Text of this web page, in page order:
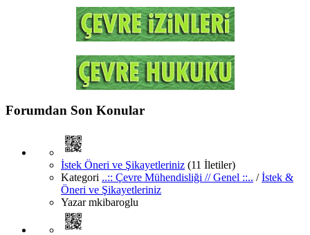
Forumdan Son Konular
İstek Öneri ve Şikayetleriniz (11 İletiler)
Kategori ..:: Çevre Mühendisliği // Genel ::.. /İstek &
Öneri ve Şikayetleriniz
Yazarmkibaroglu